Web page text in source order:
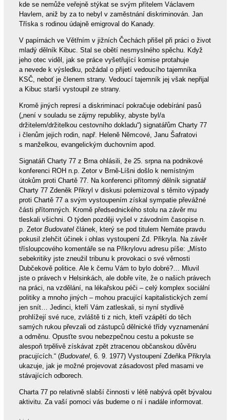
kde se nemůže veřejně stýkat se svým přítelem Václavem
Havlem, aniž by za to nebyl v zaměstnání diskriminován. Jan
Tříska s rodinou údajně emigroval do Kanady.
V papírnách ve Větřním v jižních Čechách přišel při práci o život
mladý dělník Kibuc. Stal se obětí nesmyslného spěchu. Když
jeho otec viděl, jak se práce vyšetřující komise protahuje
a nevede k výsledku, požádal o přijetí vedoucího tajemníka
KSČ, neboť je členem strany. Vedoucí tajemník jej však nepřijal
a Kibuc starší vystoupil ze strany.
Kromě jiných represí a diskriminací pokračuje odebírání pasů
(„není v souladu se zájmy republiky, abyste byl/a
držitelem/držitelkou cestovního dokladu“) signatářům Charty 77
i členům jejich rodin, např. Heleně Němcové, Janu Šafratovi
s manželkou, evangelickým duchovním apod.
Signatáři Charty 77 z Brna ohlásili, že 25. srpna na podnikové
konferenci ROH n.p. Zetor v Brně-Líšni došlo k nemístným
útokům proti Chartě 77. Na konferenci přítomný dělník signatář
Charty 77 Zdeněk Přikryl v diskusi polemizoval s těmito výpady
proti Chartě 77 a svým vystoupením získal sympatie převážné
části přítomných. Kromě předsednického stolu na závěr mu
tleskali všichni. O týden později vyšel v závodním časopise n.
p. Zetor Budovatelčlánek, který se pod titulem Nemáte pravdu
pokusil zlehčit účinek i ohlas vystoupení Zd. Přikryla. Na závěr
třísloupcového komentáře se na Přikrylovu adresu píše: „Místo
sebekritiky jste zneužil tribunu k provokaci o své věrnosti
Dubčekově politice. Ale k čemu Vám to bylo dobré?… Mluvil
jste o právech v Helsinkách, ale dobře víte, že o našich právech
na práci, na vzdělání, na lékařskou péči – celý komplex sociální
politiky a mnoho jiných – mohou pracující kapitalistických zemí
jen snít… Jedinci, kteří Vám zatleskali, si nyní stydlivě
prohlížejí své ruce, zvláště ti z nich, kteří vzápětí do těch
samých rukou převzali od zástupců dělnické třídy vyznamenání
a odměnu. Opusťte svou nebezpečnou cestu a pokuste se
alespoň trpělivě získávat zpět ztracenou občanskou důvěru
pracujících.“ (Budovatel, 6. 9. 1977) Vystoupení Zdeňka Přikryla
ukazuje, jak je možné projevovat zásadovost před masami ve
stávajících odborech.
Charta 77 po relativně slabší činnosti v létě nabývá opět bývalou
aktivitu. Za vaší pomoci vás budeme o ní i nadále informovat.